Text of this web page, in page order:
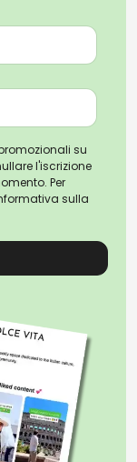
su
l'iscrizione
Per
sulla